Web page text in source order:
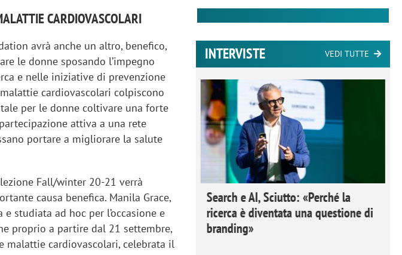
CARDIOVASCOLARI
avrà anche un altro, benefico,
le donne sposando l’impegno
e nelle iniziative di prevenzione
cardiovascolari colpiscono
per le donne coltivare una forte
attiva a una rete
portare a migliorare la salute
Fall/winter 20-21 verrà
causa benefica. Manila Grace,
studiata ad hoc per l’occasione e
proprio a partire dal 21 settembre,
malattie cardiovascolari, celebrata il
INTERVISTE VEDI TUTTE
Ricerche di mercato. Neri, Ipsos
Doxa: «Non basta più descrivere i
fenomeni: bisogna comprenderli e
tradurli in azioni»
Search e AI, Sciutto: «Perché la
ricerca è diventata una questione di
branding»